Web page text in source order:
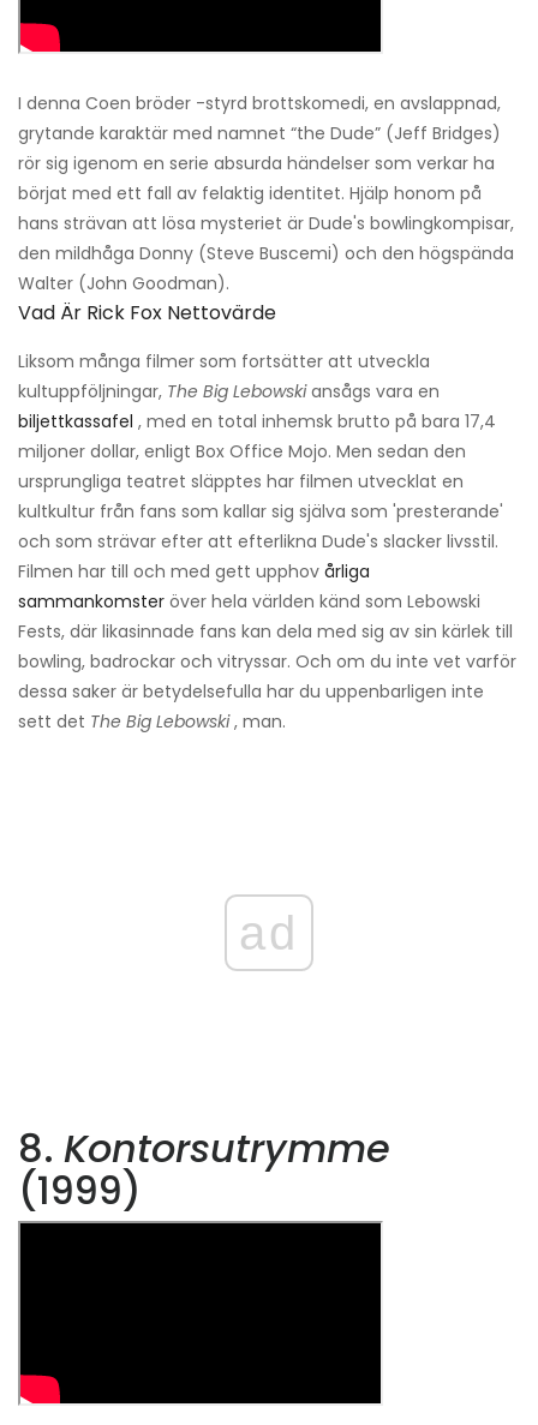
I denna Coen bröder -styrd brottskomedi, en avslappnad,
grytande karaktär med namnet “the Dude” (Jeff Bridges)
rör sig igenom en serie absurda händelser som verkar ha
börjat med ett fall av felaktig identitet. Hjälp honom på
hans strävan att lösa mysteriet är Dude's bowlingkompisar,
den mildhåga Donny (Steve Buscemi) och den högspända
Walter (John Goodman).
Vad Är Rick Fox Nettovärde
Liksom många filmer som fortsätter att utveckla
kultuppföljningar, The Big Lebowskiansågs vara en
biljettkassafel , med en total inhemsk brutto på bara 17,4
miljoner dollar, enligt Box Office Mojo. Men sedan den
ursprungliga teatret släpptes har filmen utvecklat en
kultkultur från fans som kallar sig själva som 'presterande'
och som strävar efter att efterlikna Dude's slacker livsstil.
Filmen har till och med gett upphov årliga
sammankomster över hela världen känd som Lebowski
Fests, där likasinnade fans kan dela med sig av sin kärlek till
bowling, badrockar och vitryssar. Och om du inte vet varför
dessa saker är betydelsefulla har du uppenbarligen inte
sett det The Big Lebowski, man.
ad
8. Kontorsutrymme
(1999)